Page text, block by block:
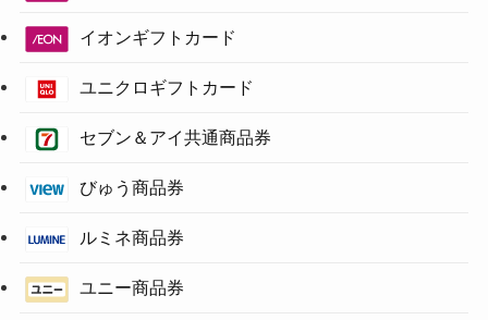
イオンギフトカード
ユニクロギフトカード
セブン＆アイ共通商品券
びゅう商品券
ルミネ商品券
ユニー商品券